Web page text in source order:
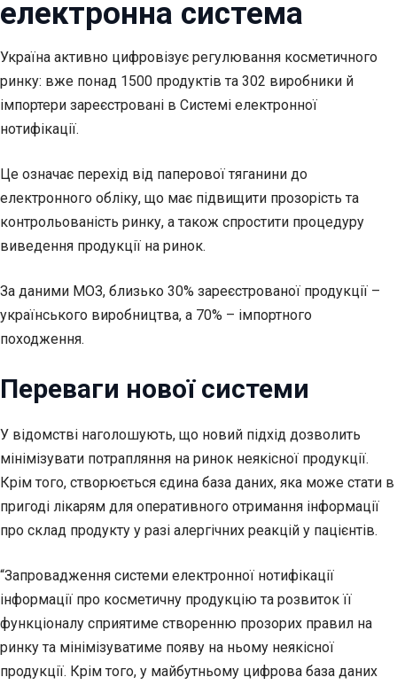
електронна система
Україна активно цифровізує регулювання косметичного
ринку: вже понад 1500 продуктів та 302 виробники й
імпортери зареєстровані в Системі електронної
нотифікації.
Це означає перехід від паперової тяганини до
електронного обліку, що має підвищити прозорість та
контрольованість ринку, а також спростити процедуру
виведення продукції на ринок.
За даними МОЗ, близько 30% зареєстрованої продукції –
українського виробництва, а 70% – імпортного
походження.
Переваги нової системи
У відомстві наголошують, що новий підхід дозволить
мінімізувати потрапляння на ринок неякісної продукції.
Крім того, створюється єдина база даних, яка може стати в
пригоді лікарям для оперативного отримання інформації
про склад продукту у разі алергічних реакцій у пацієнтів.
“Запровадження системи електронної нотифікації
інформації про косметичну продукцію та розвиток її
функціоналу сприятиме створенню прозорих правил на
ринку та мінімізуватиме появу на ньому неякісної
продукції. Крім того, у майбутньому цифрова база даних